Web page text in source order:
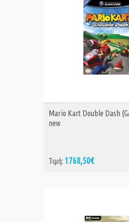
ΑΓΟΡΑ
Mario Kart Double Dash
new
Τιμή: 1768,50€